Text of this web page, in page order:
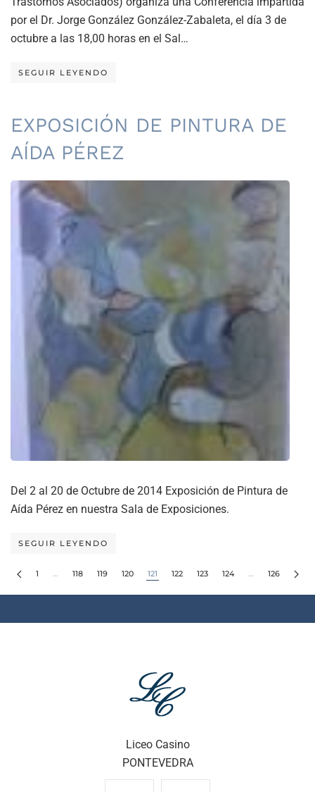
por el Dr. Jorge González González-Zabaleta, el día 3 de
octubre a las 18,00 horas en el Sal…
SEGUIR LEYENDO
EXPOSICIÓN DE PINTURA DE
AÍDA PÉREZ
Del 2 al 20 de Octubre de 2014 Exposición de Pintura de
Aída Pérez en nuestra Sala de Exposiciones.
SEGUIR LEYENDO
1 … 118 119 120 121 122 123 124 … 126
Liceo Casino
PONTEVEDRA